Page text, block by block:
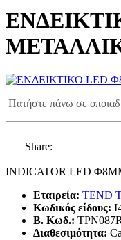
Πατήστε πάνω σε
Share:
INDICATOR LED
Εταιρεία: TEND
Κωδικός είδους:
B. Κωδ.: TPN087R
Διαθεσιμότητα: